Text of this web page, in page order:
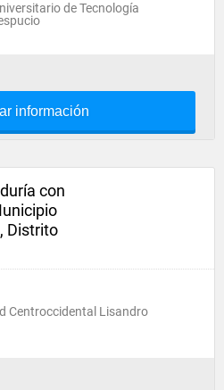
de Tecnología
información
con
Distrito
Centroccidental Lisandro